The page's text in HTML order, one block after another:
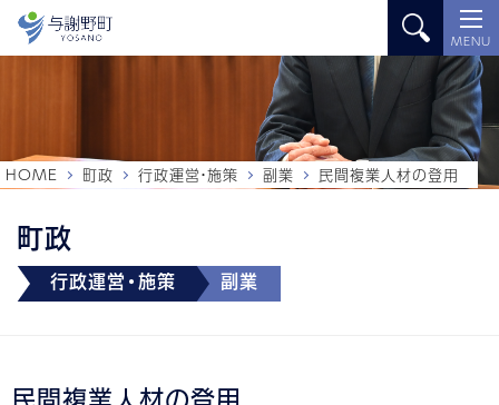
MENU
町政
行政運営・施策 副業
HOME 町政 行政運営・施策 副業 民間複業人材の登用
民間複業人材の登用